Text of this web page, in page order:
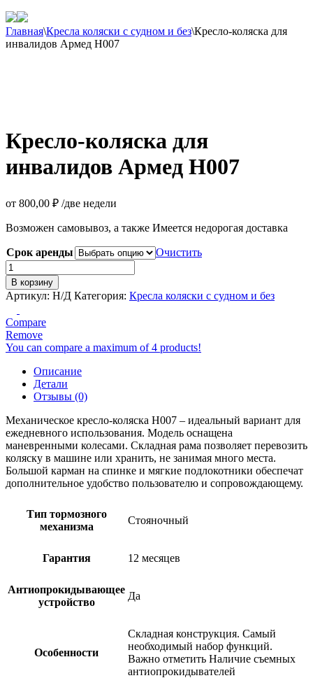
Главная\Кресла коляски с судном и без\Кресло-коляска для
инвалидов Армед H007
Кресло-коляска для
инвалидов Армед H007
от 800,00 ₽ /две недели
Возможен самовывоз, а также Имеется недорогая доставка
Срок аренды
Очистить
Количество
товара
Кресло-
коляска
для
инвалидов
Армед
H007
В корзину
Артикул: Н/Д Категория: Кресла коляски с судном и без
Compare
Remove
You can compare a maximum of 4 products!
Описание
Детали
Отзывы (0)
Механическое кресло-коляска H007 – идеальный вариант для
ежедневного использования. Модель оснащена
маневренными колесами. Складная рама позволяет перевозить
коляску в машине или хранить, не занимая много места.
Большой карман на спинке и мягкие подлокотники обеспечат
дополнительное удобство пользователю и сопровождающему.
Тип тормозного
механизма
Стояночный
Гарантия 12 месяцев
Антиопрокидывающее
устройство
Да
Особенности
Складная конструкция. Самый
необходимый набор функций.
Важно отметить Наличие съемных
антиопрокидывателей